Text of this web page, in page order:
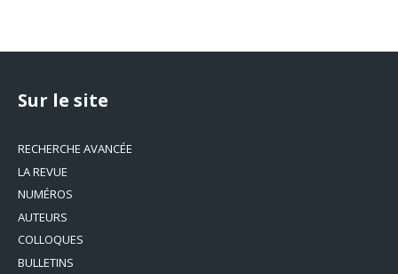
Sur le site
RECHERCHE AVANCÉE
LA REVUE
NUMÉROS
AUTEURS
COLLOQUES
BULLETINS